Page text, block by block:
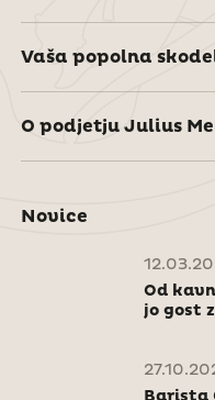
Vaša popolna
O podjetju Julius
Novice
Od
jo gost